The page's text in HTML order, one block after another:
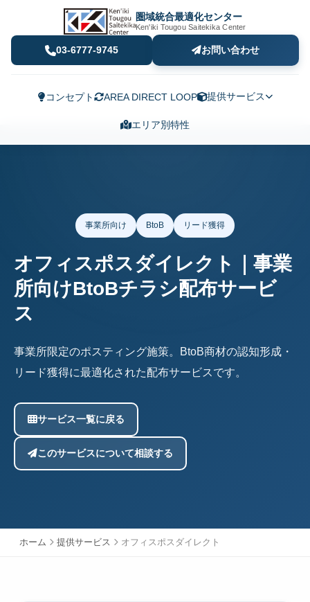
圏域統合最適化センター
Ken'iki Tougou Saitekika Center
03-6777-9745 お問い合わせ
コンセプト AREA DIRECT LOOP 提供サービス
エリア別特性
事業所向け BtoB リード獲得
オフィスポスダイレクト｜事業
所向けBtoBチラシ配布サービ
ス
事業所限定のポスティング施策。BtoB商材の認知形成・
リード獲得に最適化された配布サービスです。
サービス一覧に戻る
このサービスについて相談する
ホーム 提供サービス オフィスポスダイレクト